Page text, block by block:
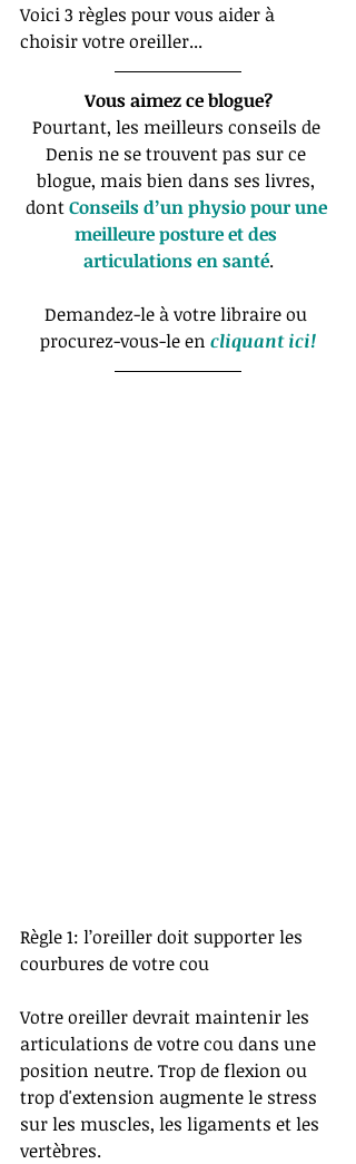
Voici 3 règles pour vous aider à
choisir votre oreiller...
Vous aimez ce blogue?
Pourtant, les meilleurs conseils de
Denis ne se trouvent pas sur ce
blogue, mais bien dans ses livres,
dont Conseils d’un physio pour une
meilleure posture et des
articulations en santé.
Demandez-le à votre libraire ou
procurez-vous-le en cliquant ici!
Règle 1: l’oreiller doit supporter les
courbures de votre cou
Votre oreiller devrait maintenir les
articulations de votre cou dans une
position neutre. Trop de flexion ou
trop d'extension augmente le stress
sur les muscles, les ligaments et les
vertèbres.